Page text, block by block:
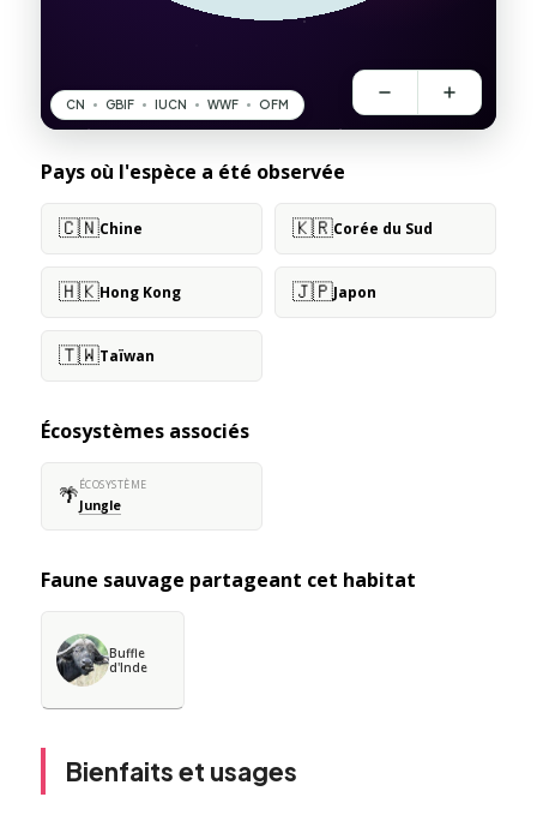
Pays où l'espèce a été observée
🇨🇳Chine 🇰🇷Corée du Sud
🇭🇰Hong Kong 🇯🇵Japon
🇹🇼Taïwan
Écosystèmes associés
🌴ÉCOSYSTÈME
Jungle
Faune sauvage partageant cet habitat
Buffle
d'Inde
Bienfaits et usages